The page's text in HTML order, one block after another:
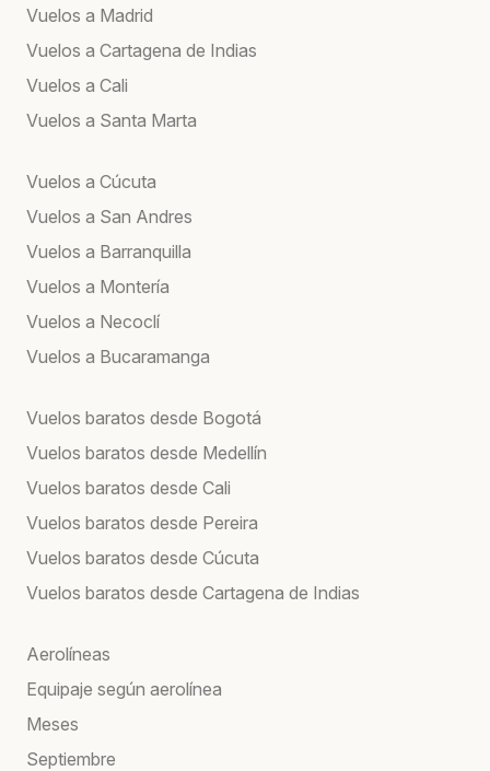
Vuelos a Madrid
Vuelos a Cartagena de Indias
Vuelos a Cali
Vuelos a Santa Marta
Vuelos a Cúcuta
Vuelos a San Andres
Vuelos a Barranquilla
Vuelos a Montería
Vuelos a Necoclí
Vuelos a Bucaramanga
Vuelos baratos desde Bogotá
Vuelos baratos desde Medellín
Vuelos baratos desde Cali
Vuelos baratos desde Pereira
Vuelos baratos desde Cúcuta
Vuelos baratos desde Cartagena de Indias
Aerolíneas
Equipaje según aerolínea
Meses
Septiembre